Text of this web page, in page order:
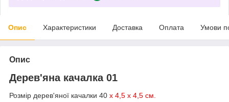
Опис Характеристики Доставка Оплата Умови
Опис
Дерев'яна качалка 01
Розмір дерев'яної качалки 40 х 4,5 х 4,5 см.